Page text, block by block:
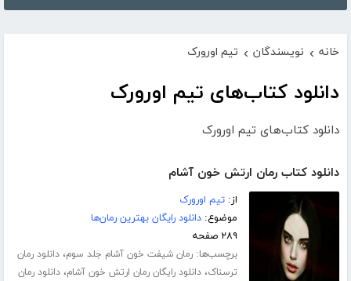
خانه › نویسندگان › تیم اورورک
دانلود کتاب‌های تیم اورورک
دانلود کتاب‌های تیم اورورک
دانلود کتاب رمان ارتش خون آشام
از:تیم اورورک
موضوع:دانلود رایگان بهترین رمان‌ها
۲۸۹ صفحه
برچسب‌ها:رمان شیفت خون آشام جلد سوم،دانلود رمان
ترسناک،دانلود رایگان رمان ارتش خون آشام،دانلود رمان